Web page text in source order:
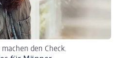
den Check.